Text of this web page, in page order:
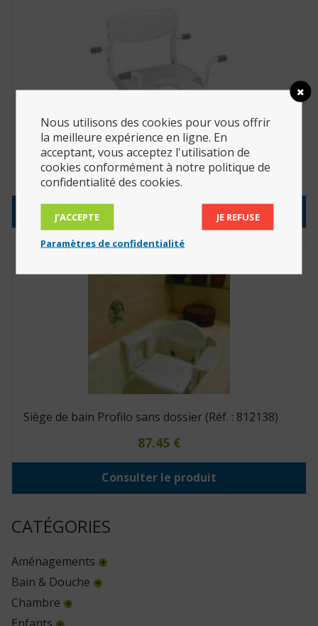
CATÉGORIES
Aménagements
Bain & Douche
Chambre
Siège de bain suspendu Opale (Réf. : H3160)
108.90€
Siège de bain Profilo sans dossier (Réf. : 812138)
87.45 €
Consulter le produit
Nous utilisons des cookies pour vous offrir
la meilleure expérience en ligne. En
acceptant, vous acceptez l'utilisation de
cookies conformément à notre politique de
confidentialité des cookies.
J’ACCEPTE JE REFUSE
Paramètres de confidentialité